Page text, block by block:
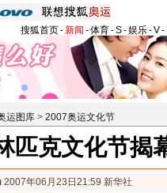
搜狐首页-新闻 -体育-S-娱乐-V-
运图库 > 2007奥运文化节
匹克文化节揭
2007年06月23日21:59 新华社